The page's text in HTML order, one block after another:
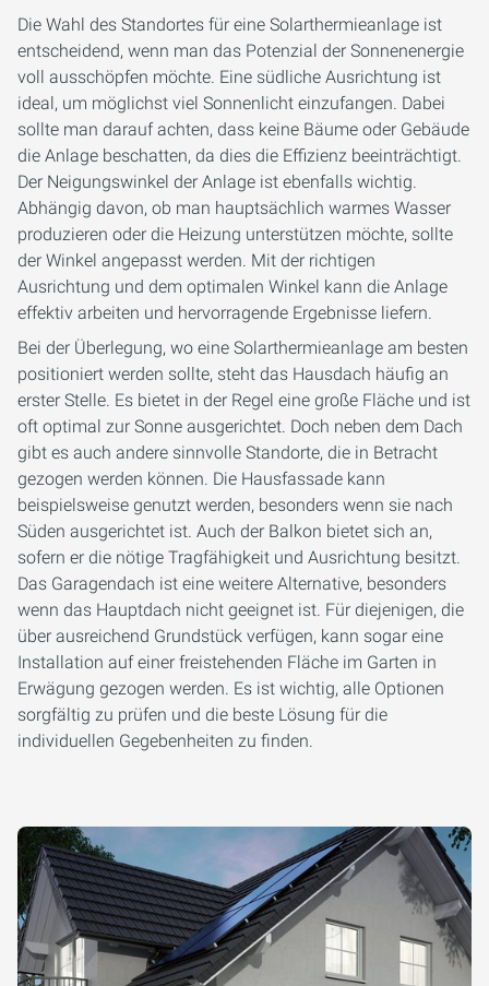
Die Wahl des Standortes für eine Solarthermieanlage ist
entscheidend, wenn man das Potenzial der Sonnenenergie
voll ausschöpfen möchte. Eine südliche Ausrichtung ist
ideal, um möglichst viel Sonnenlicht einzufangen. Dabei
sollte man darauf achten, dass keine Bäume oder Gebäude
die Anlage beschatten, da dies die Effizienz beeinträchtigt.
Der Neigungswinkel der Anlage ist ebenfalls wichtig.
Abhängig davon, ob man hauptsächlich warmes Wasser
produzieren oder die Heizung unterstützen möchte, sollte
der Winkel angepasst werden. Mit der richtigen
Ausrichtung und dem optimalen Winkel kann die Anlage
effektiv arbeiten und hervorragende Ergebnisse liefern.
Bei der Überlegung, wo eine Solarthermieanlage am besten
positioniert werden sollte, steht das Hausdach häufig an
erster Stelle. Es bietet in der Regel eine große Fläche und ist
oft optimal zur Sonne ausgerichtet. Doch neben dem Dach
gibt es auch andere sinnvolle Standorte, die in Betracht
gezogen werden können. Die Hausfassade kann
beispielsweise genutzt werden, besonders wenn sie nach
Süden ausgerichtet ist. Auch der Balkon bietet sich an,
sofern er die nötige Tragfähigkeit und Ausrichtung besitzt.
Das Garagendach ist eine weitere Alternative, besonders
wenn das Hauptdach nicht geeignet ist. Für diejenigen, die
über ausreichend Grundstück verfügen, kann sogar eine
Installation auf einer freistehenden Fläche im Garten in
Erwägung gezogen werden. Es ist wichtig, alle Optionen
sorgfältig zu prüfen und die beste Lösung für die
individuellen Gegebenheiten zu finden.